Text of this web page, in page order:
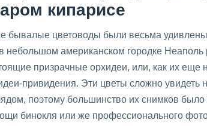
кипарисе
бывалые цветоводы были весьма удивлены,
небольшом американском городке
призрачные орхидеи, или, как их еще
привидения. Эти цветы сложно увидеть
поэтому большинство их снимков было
бинокля или же профессионального